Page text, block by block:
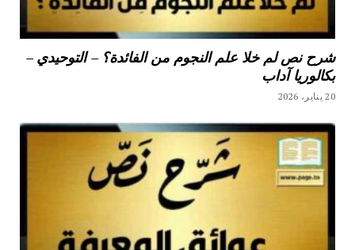
شرح نص لم خلا علم النجوم من الفائدة؟ – التوحيدي –
بكالوريا آداب
20 يناير، 2026